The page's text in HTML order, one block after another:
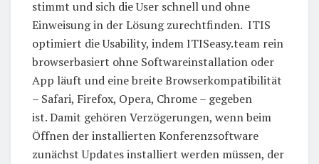
stimmt und sich die User schnell und ohne
Einweisung in der Lösung zurechtfinden. ITIS
optimiert die Usability, indem ITISeasy.team rein
browserbasiert ohne Softwareinstallation oder
App läuft und eine breite Browserkompatibilität
– Safari, Firefox, Opera, Chrome – gegeben
ist. Damit gehören Verzögerungen, wenn beim
Öffnen der installierten Konferenzsoftware
zunächst Updates installiert werden müssen, der